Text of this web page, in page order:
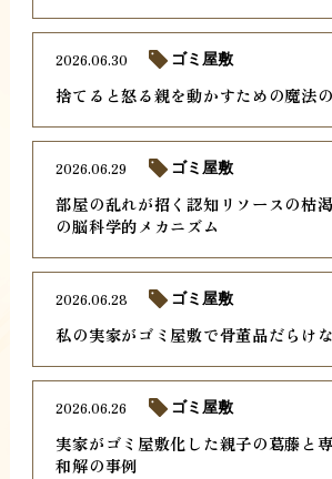
捨てると怒る親を動かすための魔法
2026.06.30 ゴミ屋敷
部屋の乱れが招く認知リソースの枯
の脳科学的メカニズム
2026.06.29 ゴミ屋敷
私の実家がゴミ屋敷で骨董品だらけ
2026.06.28 ゴミ屋敷
実家がゴミ屋敷化した親子の葛藤と
和解の事例
2026.06.26 ゴミ屋敷